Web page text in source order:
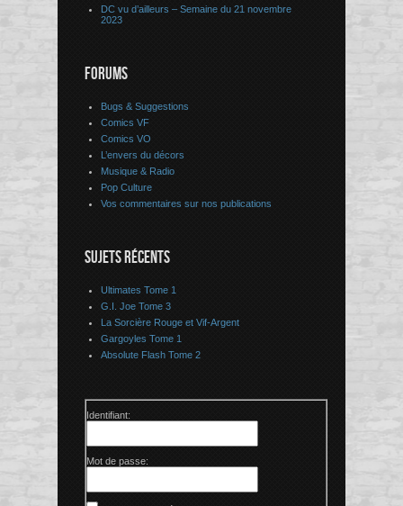
DC vu d’ailleurs – Semaine du 21 novembre
2023
FORUMS
Bugs & Suggestions
Comics VF
Comics VO
L’envers du décors
Musique & Radio
Pop Culture
Vos commentaires sur nos publications
SUJETS RÉCENTS
Ultimates Tome 1
G.I. Joe Tome 3
La Sorcière Rouge et Vif-Argent
Gargoyles Tome 1
Absolute Flash Tome 2
Identifiant:
Mot de passe: